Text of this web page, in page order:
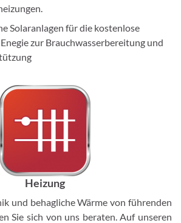
Solaranlagen für die kostenlose
zur Brauchwasserbereitung und
Heizung
und behagliche Wärme von führenden
Sie sich von uns beraten. Auf unseren